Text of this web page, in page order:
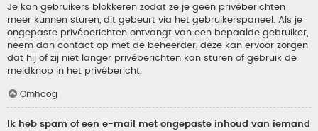
Je kan gebruikers blokkeren zodat ze je geen privéberichten
meer kunnen sturen, dit gebeurt via het gebruikerspaneel. Als je
ongepaste privéberichten ontvangt van een bepaalde gebruiker,
neem dan contact op met de beheerder, deze kan ervoor zorgen
dat hij of zij niet langer privéberichten kan sturen of gebruik de
meldknop in het privébericht.
Omhoog
Ik heb spam of een e-mail met ongepaste inhoud van iemand